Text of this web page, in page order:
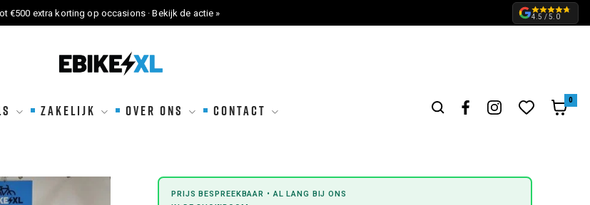
€500 extra korting op occasions · Bekijk de actie » 4.5 / 5.0
eBikeXL
ZAKELIJK OVER ONS CONTACT
0
PRIJS BESPREEKBAAR • AL LANG BIJ ONS